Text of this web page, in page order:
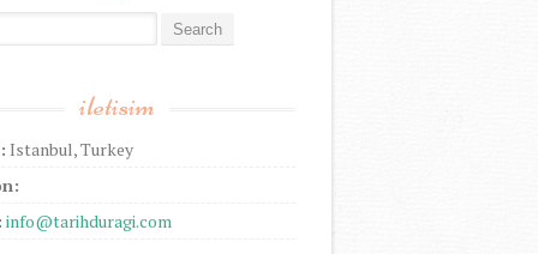
iletisim
Istanbul, Turkey
info@tarihduragi.com